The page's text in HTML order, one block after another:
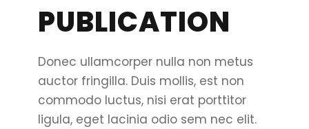
PUBLICATION
Donec ullamcorper nulla non metus
auctor fringilla. Duis mollis, est non
commodo luctus, nisi erat porttitor
ligula, eget lacinia odio sem nec elit.